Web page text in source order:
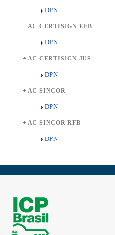
DPN
AC CERTISIGN RFB
DPN
AC CERTISIGN JUS
DPN
AC SINCOR
DPN
AC SINCOR RFB
DPN